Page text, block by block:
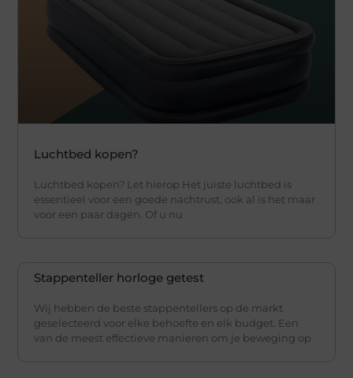
Luchtbed kopen?
Luchtbed kopen? Let hierop Het juiste luchtbed is
essentieel voor een goede nachtrust, ook al is het maar
voor een paar dagen. Of u nu
Stappenteller horloge getest
Wij hebben de beste stappentellers op de markt
geselecteerd voor elke behoefte en elk budget. Een
van de meest effectieve manieren om je beweging op